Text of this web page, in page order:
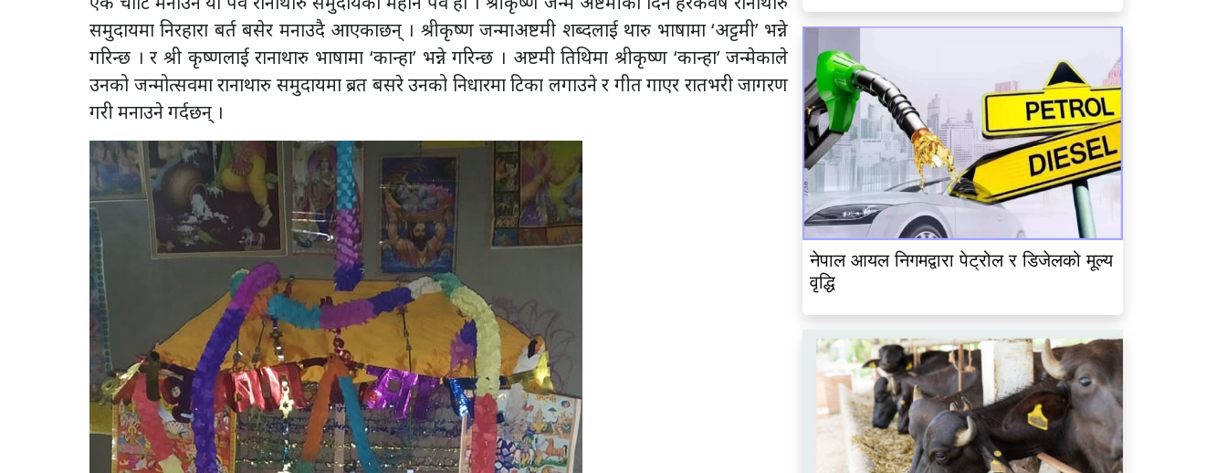
समुदायमा निरहारा बर्त बसेर मनाउदै आएकाछन् । श्रीकृष्ण जन्माअष्टमी शब्दलाई थारु भाषामा ‘अट्टमी’ भन्ने
गरिन्छ । र श्री कृष्णलाई रानाथारु भाषामा ‘कान्हा’ भन्ने गरिन्छ । अष्टमी तिथिमा श्रीकृष्ण ‘कान्हा’ जन्मेकाले
उनको जन्मोत्सवमा रानाथारु समुदायमा ब्रत बसरे उनको निधारमा टिका लगाउने र गीत गाएर रातभरी जागरण
गरी मनाउने गर्दछन् ।
नेपाल आयल निगमद्वारा पेट्रोल र डिजेलको मूल्य
वृद्धि